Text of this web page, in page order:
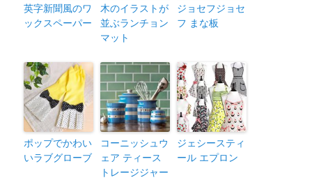
英字新聞風のワ
ックスペーパー
木のイラストが
並ぶランチョン
マット
ジョセフジョセ
フ まな板
ポップでかわい
いラブグローブ
コーニッシュウ
ェア ティース
トレージジャー
ジェシースティ
ール エプロン